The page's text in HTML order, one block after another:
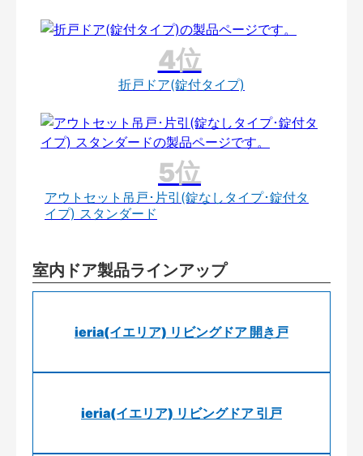
折戸ドア(錠付タイプ)
アウトセット吊戸･片引(錠なしタイプ･錠付タ
イプ) スタンダード
室内ドア製品ラインアップ
ieria(イエリア) リビングドア 開き戸
ieria(イエリア) リビングドア 引戸